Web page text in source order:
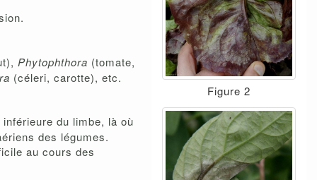
Phytophthora (tomate,
(céleri, carotte), etc.
du limbe, là où
des légumes.
au cours des
Figure 2